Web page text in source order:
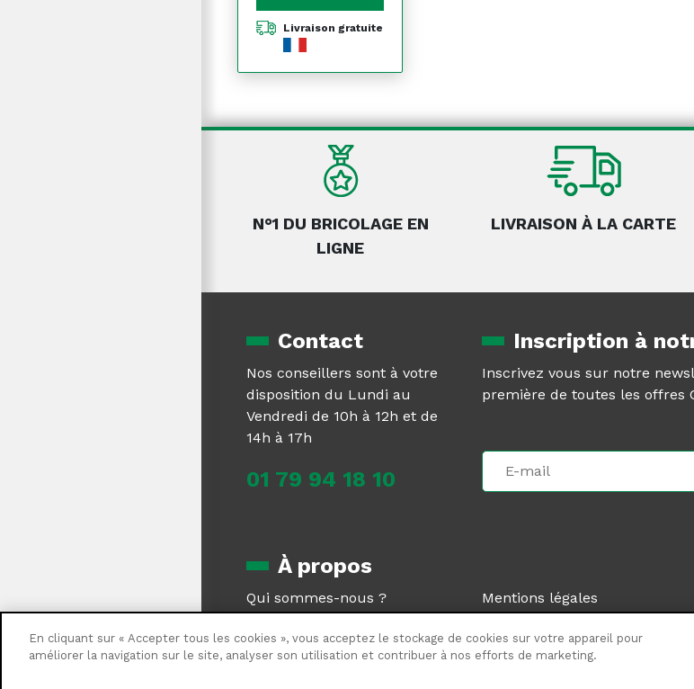
Livraison gratuite
N°1 DU BRICOLAGE EN
LIGNE
LIVRAISON À LA CARTE
Contact
Nos conseillers sont à votre
disposition du Lundi au
Vendredi de 10h à 12h et de
14h à 17h
01 79 94 18 10
Inscription à
Inscrivez vous sur notre
première de toutes les offres
À propos
Qui sommes-nous ?
Magazine
Centrale Brico recrute
Nous contacter
Mentions légales
CGV
Plan du site
Plan de site produits
En cliquant sur « Accepter tous les cookies », vous acceptez le stockage de cookies sur votre appareil pour
améliorer la navigation sur le site, analyser son utilisation et contribuer à nos efforts de marketing.